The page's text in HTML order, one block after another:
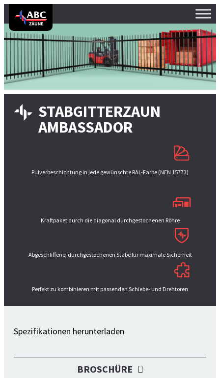
STABGITTERZAUN
AMBASSADOR
Pulverbeschichtung in jede gewünschte RAL-Farbe (NEN 15773)
Kraftpaket durch die diagonal durchgestochenen Röhre
Abgeschliffene, durchgestochenen Stäbe für maximale Sicherheit
Perfekt zu kombinieren mit passenden Schiebe- und Drehtoren
Spezifikationen herunterladen
BROSCHÜRE